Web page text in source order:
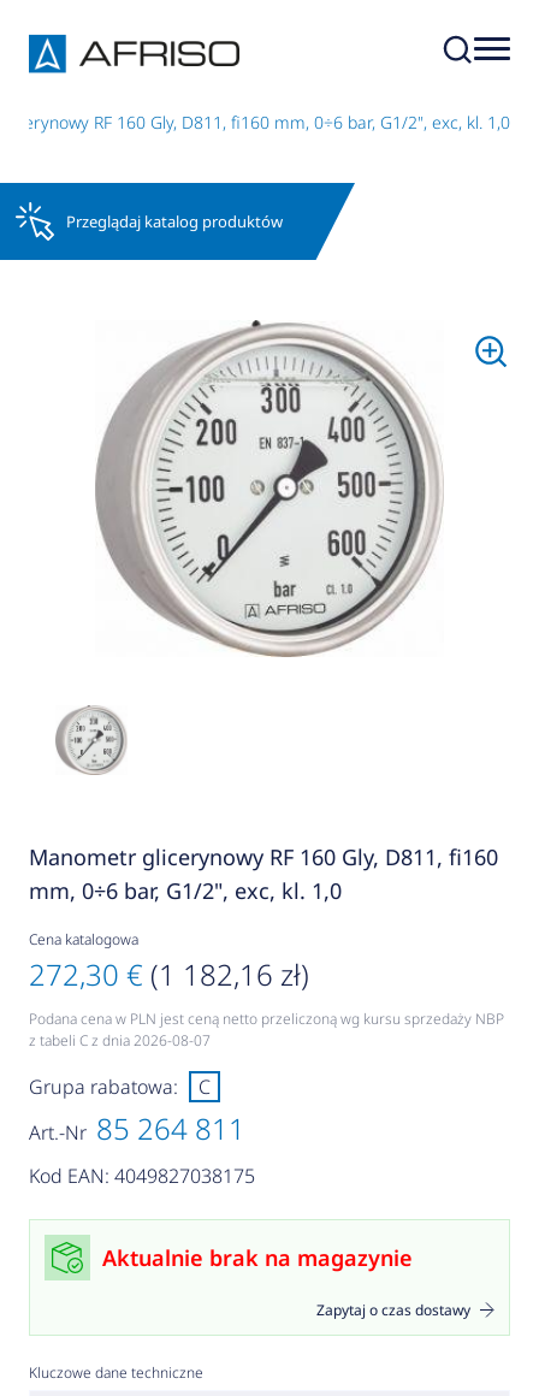
RF 160 Gly, D811, fi160 mm, 0÷6 bar, G1/2", exc, kl. 1,0
Przeglądaj katalog produktów
Manometr glicerynowy RF 160 Gly, D811, fi160
mm, 0÷6 bar, G1/2", exc, kl. 1,0
Cena katalogowa
272,30 € (1 182,16 zł)
Podana cena w PLN jest ceną netto przeliczoną wg kursu sprzedaży NBP
z tabeli C z dnia 2026-08-07
Art.-Nr 85 264 811
Kod EAN: 4049827038175
Grupa rabatowa: C
Aktualnie brak na magazynie
Zapytaj o czas dostawy
Kluczowe dane techniczne